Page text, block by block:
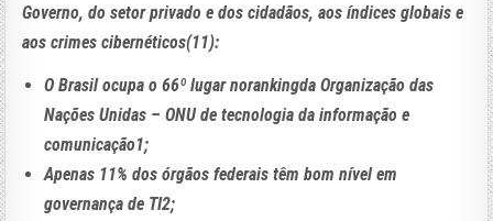
Governo, do setor privado e dos cidadãos, aos índices globais e
aos crimes cibernéticos(11):
O Brasil ocupa o 66º lugar norankingda Organização das
Nações Unidas – ONU de tecnologia da informação e
comunicação1;
Apenas 11% dos órgãos federais têm bom nível em
governança de TI2;